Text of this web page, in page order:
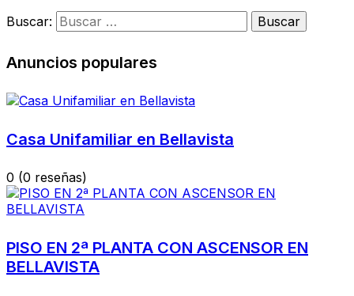
Buscar:
Anuncios populares
Casa Unifamiliar en Bellavista
0 (0 reseñas)
PISO EN 2ª PLANTA CON ASCENSOR EN
BELLAVISTA